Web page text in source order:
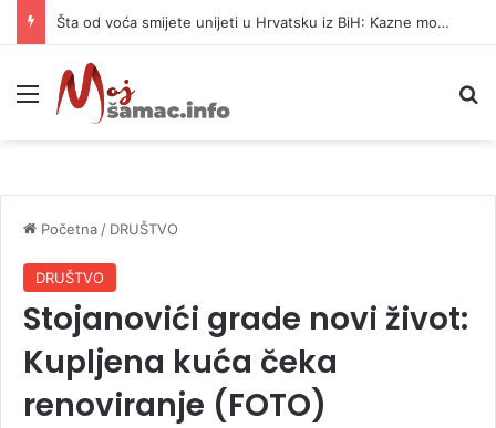
Šta od voća smijete unijeti u Hrvatsku iz BiH: Kazne mogu dostići 13.260 evra
Meni
Početna / DRUŠTVO
DRUŠTVO
Stojanovići grade novi život:
Kupljena kuća čeka
renoviranje (FOTO)